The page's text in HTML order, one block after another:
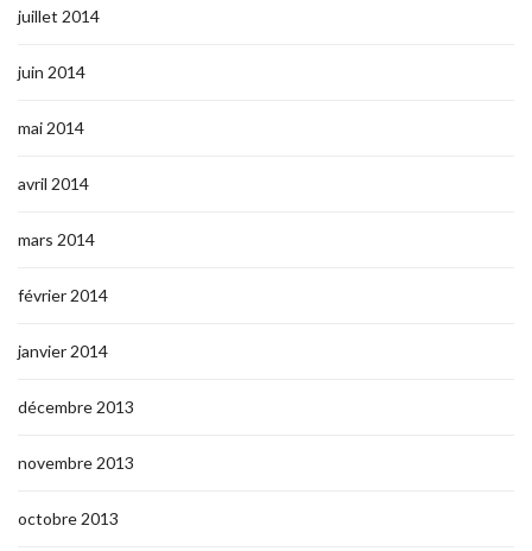
juillet 2014
juin 2014
mai 2014
avril 2014
mars 2014
février 2014
janvier 2014
décembre 2013
novembre 2013
octobre 2013